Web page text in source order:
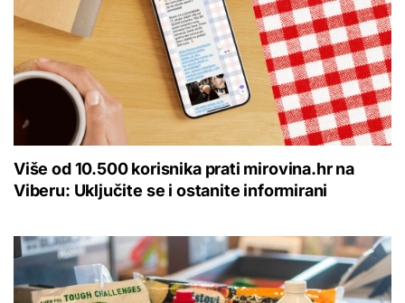
Više od 10.500 korisnika prati mirovina.hr na
Viberu: Uključite se i ostanite informirani